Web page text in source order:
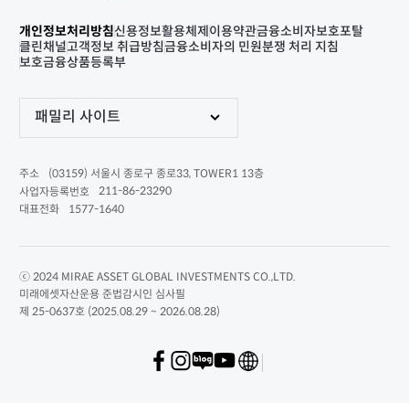
개인정보처리방침신용정보활용체제 이용약관금융소비자보호포탈
클린채널고객정보 취급방침금융소비자의 민원분쟁 처리 지침
보호금융상품등록부
패밀리 사이트
주소
(03159) 서울시 종로구 종로33, TOWER1 13층
사업자등록번호
211-86-23290
대표전화
1577-1640
ⓒ 2024 MIRAE ASSET GLOBAL INVESTMENTS CO.,LTD.
미래에셋자산운용 준법감시인 심사필
제 25-0637호 (2025.08.29 ~ 2026.08.28)